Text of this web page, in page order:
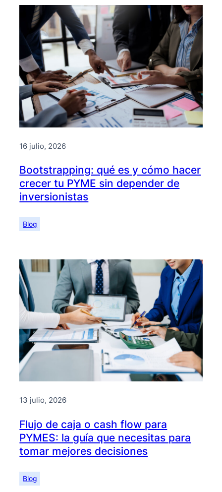
16 julio, 2026
Bootstrapping: qué es y cómo hacer
crecer tu PYME sin depender de
inversionistas
Blog
13 julio, 2026
Flujo de caja o cash flow para
PYMES: la guía que necesitas para
tomar mejores decisiones
Blog